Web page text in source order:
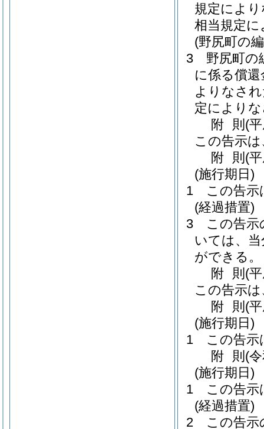
規定によ
相当規定
(野尻町の
3
野尻町の
に係る償
よりなさ
定により
附 則 (
この告示
附 則 (
(施行期日)
1
この告示
(経過措置)
3
この告示
いては、
ができる。
附 則 (
この告示
附 則 (
(施行期日)
1
この告示
附 則 (
(施行期日)
1
この告示
(経過措置)
2
この告示